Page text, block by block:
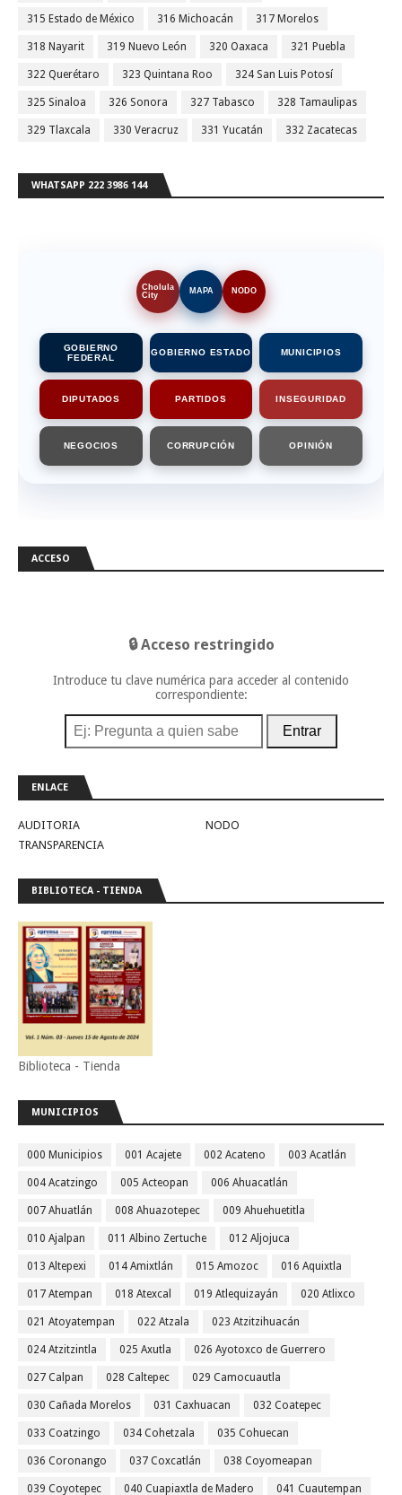
315 Estado de México 316 Michoacán 317 Morelos
318 Nayarit 319 Nuevo León 320 Oaxaca 321 Puebla
322 Querétaro 323 Quintana Roo 324 San Luis Potosí
325 Sinaloa 326 Sonora 327 Tabasco 328 Tamaulipas
329 Tlaxcala 330 Veracruz 331 Yucatán 332 Zacatecas
WHATSAPP 222 3986 144
Cholula
City
MAPA NODO
GOBIERNO
FEDERAL
GOBIERNO ESTADO MUNICIPIOS
DIPUTADOS PARTIDOS INSEGURIDAD
NEGOCIOS CORRUPCIÓN OPINIÓN
ACCESO
🔒 Acceso restringido
Introduce tu clave numérica para acceder al contenido
correspondiente:
Entrar
ENLACE
AUDITORIA
NODO
TRANSPARENCIA
BIBLIOTECA - TIENDA
Biblioteca - Tienda
MUNICIPIOS
000 Municipios 001 Acajete 002 Acateno 003 Acatlán
004 Acatzingo 005 Acteopan 006 Ahuacatlán
007 Ahuatlán 008 Ahuazotepec 009 Ahuehuetitla
010 Ajalpan 011 Albino Zertuche 012 Aljojuca
013 Altepexi 014 Amixtlán 015 Amozoc 016 Aquixtla
017 Atempan 018 Atexcal 019 Atlequizayán 020 Atlixco
021 Atoyatempan 022 Atzala 023 Atzitzihuacán
024 Atzitzintla 025 Axutla 026 Ayotoxco de Guerrero
027 Calpan 028 Caltepec 029 Camocuautla
030 Cañada Morelos 031 Caxhuacan 032 Coatepec
033 Coatzingo 034 Cohetzala 035 Cohuecan
036 Coronango 037 Coxcatlán 038 Coyomeapan
039 Coyotepec 040 Cuapiaxtla de Madero 041 Cuautempan